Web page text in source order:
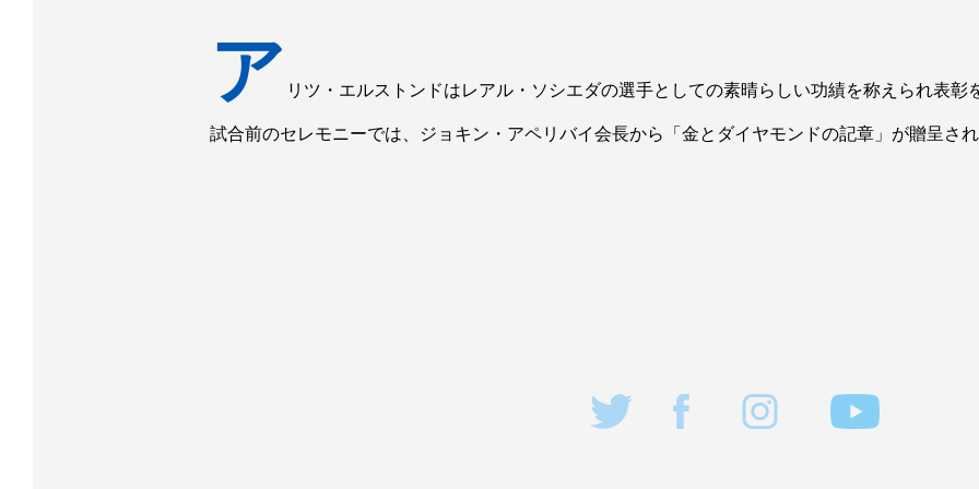
ア リツ・エルストンドはレアル・ソシエダの選手としての素晴らしい功績を称えられ表彰
試合前のセレモニーでは、ジョキン・アペリバイ会長から「金とダイヤモンドの記章」が贈呈され